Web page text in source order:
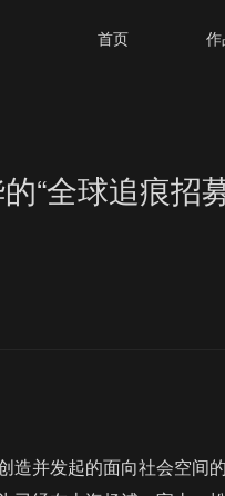
首页 作
“全球追痕
并发起的面向社会空间